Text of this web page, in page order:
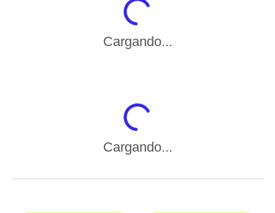
Cargando...
Cargando...